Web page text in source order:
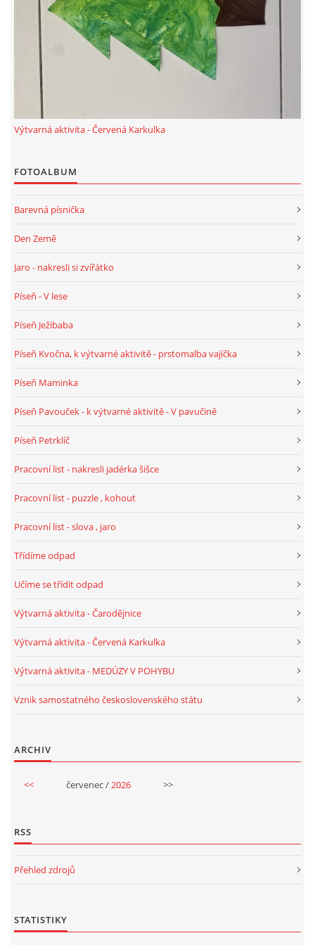
TÝDENNÍ PLÁNY
SMYSLOVÁ AKTIVITA
MONTESSORI AKTIVITA
KALENDÁŘ PRO DĚTI
SVATÝ VÁCLAV
HALLOWEEN
SVATÝ MARTIN
SVATÁ BARBORA 4.12.
MASOPUST
SVĚTOVÝ DEN VODY 22. BŘEZEN
RECENZE NA KNIHY
RECENZE NA HRAČKY
MIKULÁŠSKÁ NADÍLKA
Výtvarná aktivita - Červená Karkulka
FOTOALBUM
Barevná písnička
Den Země
Jaro - nakresli si zvířátko
Píseň - V lese
Píseň Ježibaba
Píseň Kvočna, k výtvarné aktivitě - prstomalba vajíčka
Píseň Maminka
Píseň Pavouček - k výtvarné aktivitě - V pavučině
Píseň Petrklíč
Pracovní list - nakresli jadérka šišce
Pracovní list - puzzle , kohout
Pracovní list - slova , jaro
Třídíme odpad
Učíme se třídit odpad
Výtvarná aktivita - Čarodějnice
Výtvarná aktivita - Červená Karkulka
Výtvarná aktivita - MEDÚZY V POHYBU
Vznik samostatného československého státu
ARCHIV
<< červenec /2026 >>
RSS
Přehled zdrojů
STATISTIKY